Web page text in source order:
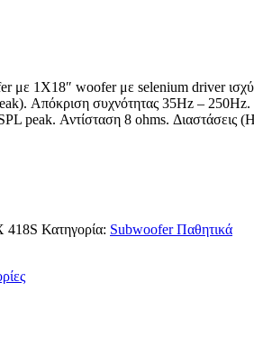
με 1X18″ woofer με selenium driver
Απόκριση συχνότητας 35Hz –
peak. Αντίσταση 8 ohms. Διαστάσεις
418S Κατηγορία: Subwoofer Παθητικά